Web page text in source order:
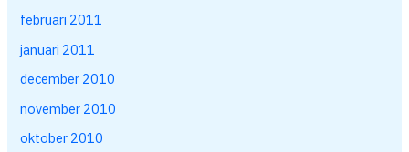
februari 2011
januari 2011
december 2010
november 2010
oktober 2010